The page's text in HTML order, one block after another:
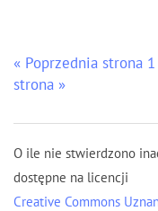
« Poprzednia strona 1
strona »
O ile nie stwierdzono
dostępne na licencji
Creative Commons